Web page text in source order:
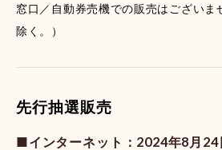
窓口／自動券売機での販売はございま
除く。）
先行抽選販売
■インターネット：2024年8月24